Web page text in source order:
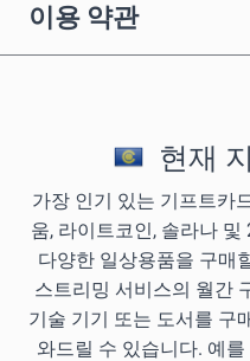
이용 약관
현재
가장 인기 있는 기프트카
움, 라이트코인, 솔라나
다양한 일상용품을 구매
스트리밍 서비스의 월간
기술 기기 또는 도서를 구
와드릴 수 있습니다. 예